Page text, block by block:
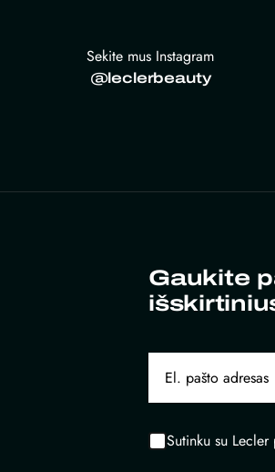
Sekite mus Instagram
@leclerbeauty
Gaukite
Sutinku su Lecler